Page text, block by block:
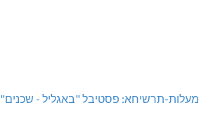
מעלות-תרשיחא: פסטיבל "באגליל - שכנים"